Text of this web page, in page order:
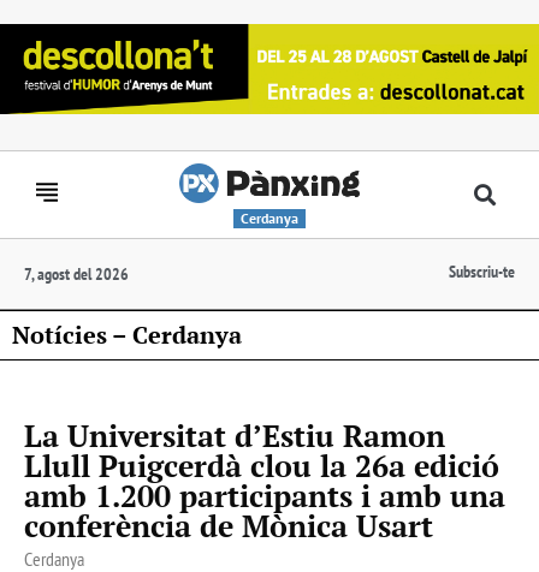
Cerdanya
7, agost del 2026 Subscriu-te
Notícies – Cerdanya
La Universitat d’Estiu Ramon
Llull Puigcerdà clou la 26a edició
amb 1.200 participants i amb una
conferència de Mònica Usart
Cerdanya